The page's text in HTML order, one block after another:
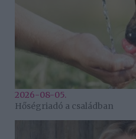
2026-08-05.
Hőségriadó a családban